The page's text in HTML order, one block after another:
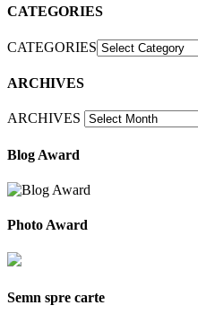
CATEGORIES
CATEGORIES
ARCHIVES
ARCHIVES
Blog Award
Photo Award
Semn spre carte